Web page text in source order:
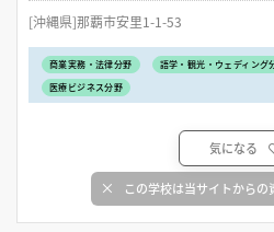
[沖縄県]那覇市安里1-1-53
商業実務・法律分野 語学・観光・ウェディング
医療ビジネス分野
気になる
この学校は当サイトから